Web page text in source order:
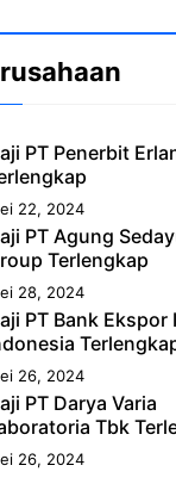
PT Penerbit
22, 2024
PT Agung
Terlengkap
28, 2024
PT Bank Ekspor
26, 2024
PT Darya Varia
Tbk
26, 2024